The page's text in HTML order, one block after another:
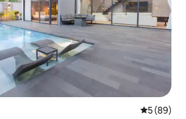
5 de uma
5 (89)